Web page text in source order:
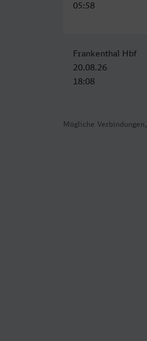
Mögliche
05:58
Frankenthal Hbf
20.08.26
18:08